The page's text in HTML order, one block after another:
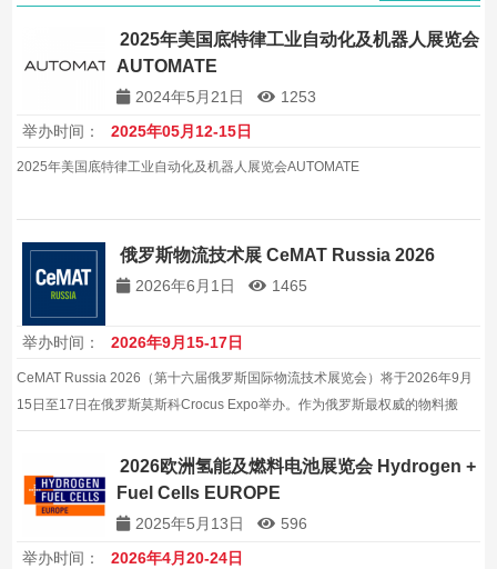
2025年美国底特律工业自动化及机器人展览会
AUTOMATE
2024年5月21日
1253
举办时间：
2025年05月12-15日
2025年美国底特律工业自动化及机器人展览会AUTOMATE
俄罗斯物流技术展 CeMAT Russia 2026
2026年6月1日 1465
举办时间： 2026年9月15-17日
CeMAT Russia 2026（第十六届俄罗斯国际物流技术展览会）将于2026年9月
15日至17日在俄罗斯莫斯科Crocus Expo举办。作为俄罗斯最权威的物料搬
运、仓储设备及物流展览会，汇聚全球供应商与本地买家。
2026欧洲氢能及燃料电池展览会 Hydrogen +
Fuel Cells EUROPE
2025年5月13日
596
举办时间：
2026年4月20-24日